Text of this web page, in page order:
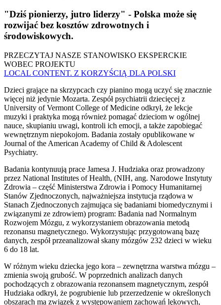
"Dziś pionierzy, jutro liderzy" - Polska może się
rozwijać bez kosztów zdrowotnych i
środowiskowych.
PRZECZYTAJ NASZE STANOWISKO EKSPERCKIE
WOBEC PROJEKTU
LOCAL CONTENT. Z KORZYŚCIĄ DLA POLSKI
Dzieci grające na skrzypcach czy pianino mogą uczyć się znacznie
więcej niż jedynie Mozarta. Zespół psychiatrii dziecięcej z
University of Vermont College of Medicine odkrył, że lekcje
muzyki i praktyka mogą również pomagać dzieciom w ogólnej
nauce, skupianiu uwagi, kontroli ich emocji, a także zapobiegać
wewnętrznym niepokojom. Badania zostały opublikowane w
Journal of the American Academy of Child & Adolescent
Psychiatry.
Badania kontynuują prace Jamesa J. Hudziaka oraz prowadzony
przez National Institutes of Health, (NIH, ang. Narodowe Instytuty
Zdrowia – część Ministerstwa Zdrowia i Pomocy Humanitarnej
Stanów Zjednoczonych, najważniejsza instytucja rządowa w
Stanach Zjednoczonych zajmująca się badaniami biomedycznymi i
związanymi ze zdrowiem) program: Badania nad Normalnym
Rozwojem Mózgu, z wykorzystaniem obrazowania metodą
rezonansu magnetycznego. Wykorzystując przygotowaną bazę
danych, zespół przeanalizował skany mózgów 232 dzieci w wieku
6 do 18 lat.
W różnym wieku dziecka jego kora – zewnętrzna warstwa mózgu –
zmienia swoją grubość. W poprzednich analizach danych
pochodzących z obrazowania rezonansem magnetycznym, zespół
Hudziaka odkrył, że pogrubienie lub przerzedzenie w określonych
obszarach ma związek z występowaniem zachowań lękowych,